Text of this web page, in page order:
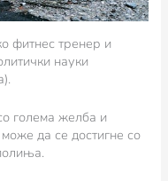
фитнес тренер и
науки
голема желба и
да се достигне со